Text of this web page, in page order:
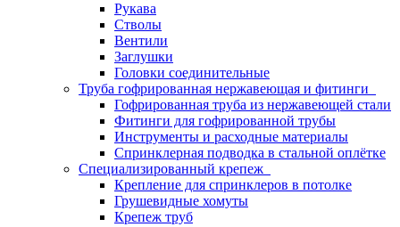
Рукава
Стволы
Вентили
Заглушки
Головки соединительные
Труба гофрированная нержавеющая и фитинги
Гофрированная труба из нержавеющей стали
Фитинги для гофрированной трубы
Инструменты и расходные материалы
Спринклерная подводка в стальной оплётке
Специализированный крепеж
Крепление для спринклеров в потолке
Грушевидные хомуты
Крепеж труб